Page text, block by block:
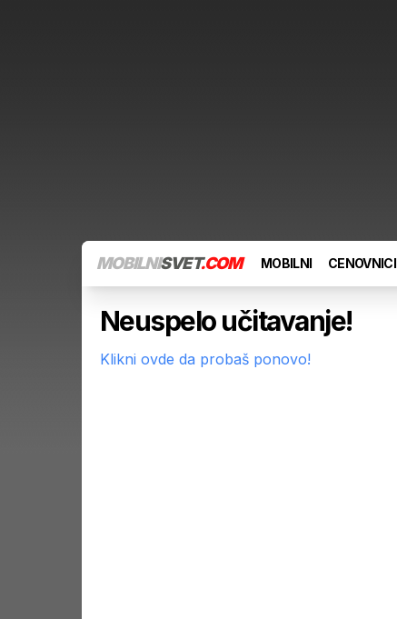
MOBILNISVET.COM MOBILNI CENOVNICI
Neuspelo učitavanje!
Klikni ovde da probaš ponovo!